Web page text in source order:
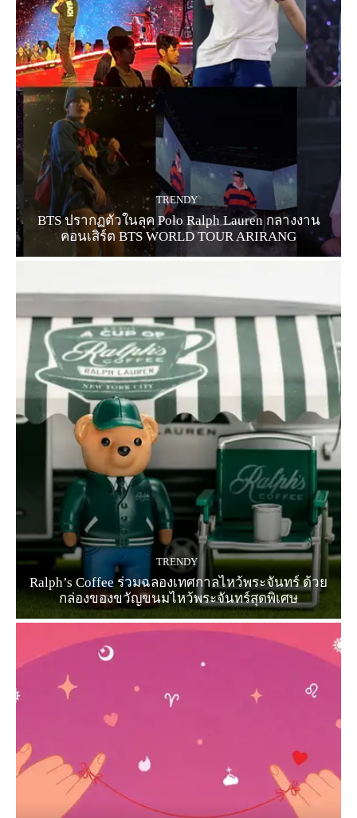
TRENDY
BTS ปรากฏตัวในลุค Polo Ralph Lauren กลางงาน
คอนเสิร์ต BTS WORLD TOUR ARIRANG
TRENDY
Ralph’s Coffee ร่วมฉลองเทศกาลไหว้พระจันทร์ ด้วย
กล่องของขวัญขนมไหว้พระจันทร์สุดพิเศษ